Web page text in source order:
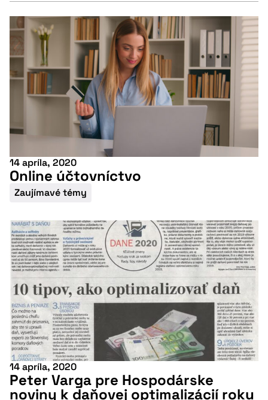
14 apríla, 2020
Online účtovníctvo
Zaujímavé témy
14 apríla, 2020
Peter Varga pre Hospodárske
noviny k daňovej optimalizácií roku